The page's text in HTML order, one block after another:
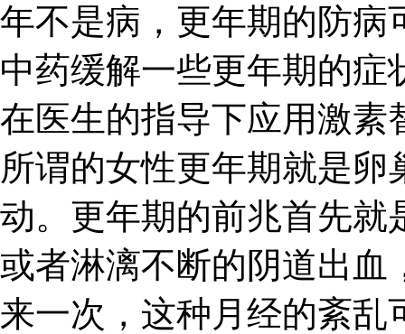
年不是病，更年期的防病
中药缓解一些更年期的
在医生的指导下应用激素
所谓的女性更年期就是
动。更年期的前兆首先就
或者淋漓不断的阴道出血
来一次，这种月经的紊乱